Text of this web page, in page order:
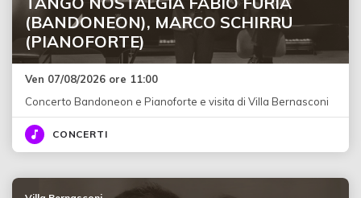
(BANDONEON), MARCO SCHIRRU
(PIANOFORTE)
Ven 07/08/2026 ore 11:00
Concerto Bandoneon e Pianoforte e visita di Villa Bernasconi
CONCERTI